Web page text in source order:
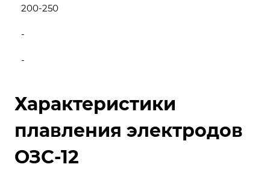
200-250
-
-
Характеристики
плавления электродов
ОЗС-12